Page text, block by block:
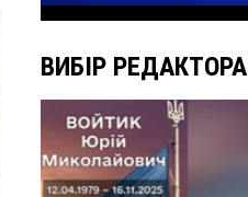
ВИБІР РЕДАКТОРА